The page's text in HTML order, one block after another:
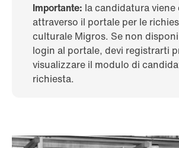
Importante: la candidatura
attraverso il portale per le
culturale Migros. Se non
login al portale, devi registrarti
visualizzare il modulo di
richiesta.